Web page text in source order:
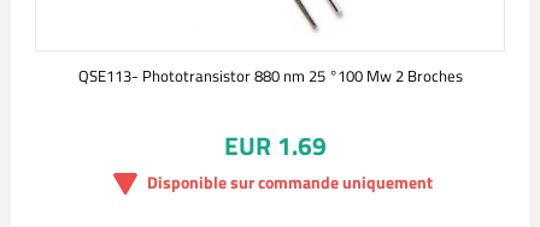
QSE113- Phototransistor 880 nm 25 °100 Mw 2 Broches
EUR 1.69
Disponible sur commande uniquement